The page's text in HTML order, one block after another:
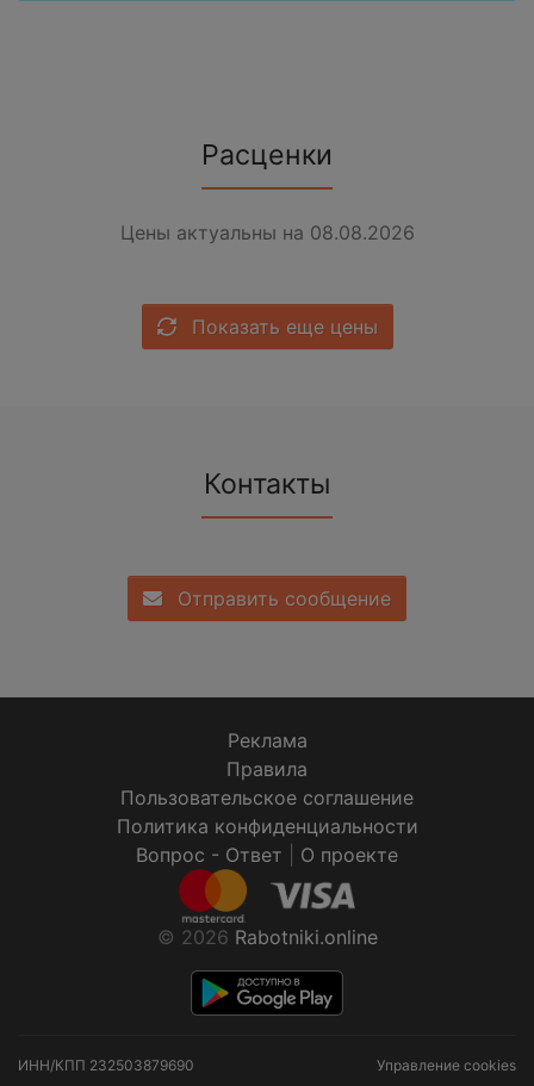
Расценки
Цены актуальны на 08.08.2026
Показать еще цены
Контакты
Отправить сообщение
Реклама
Правила
Пользовательское соглашение
Политика конфиденциальности
Вопрос - Ответ
О проекте
© 2026 Rabotniki.online
ИНН/КПП 232503879690 Управление cookies